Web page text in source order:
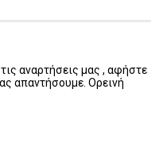
αναρτήσεις μας , αφήστε
απαντήσουμε. Ορεινή